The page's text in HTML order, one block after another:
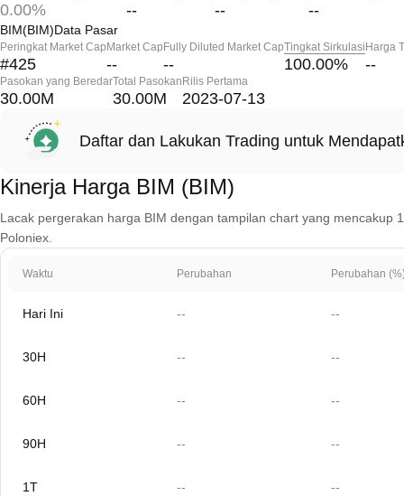
0.00% -- -- --
BIM(BIM)Data Pasar
Peringkat Market Cap
#425
Market Cap
--
Fully Diluted Market Cap
--
Tingkat Sirkulasi
100.00%
Harga
--
Pasokan yang Beredar
30.00M
Total Pasokan
30.00M
Rilis Pertama
2023-07-13
Daftar dan Lakukan Trading untuk
Kinerja Harga BIM (BIM)
Lacak pergerakan harga BIM dengan tampilan chart yang mencakup
Poloniex.
Waktu Perubahan Perubahan
Hari Ini -- --
30H -- --
60H -- --
90H -- --
1T -- --